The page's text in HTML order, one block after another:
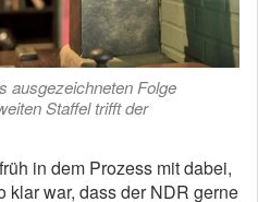
ausgezeichneten Folge
Staffel trifft der
in dem Prozess mit dabei,
klar war, dass der NDR gerne